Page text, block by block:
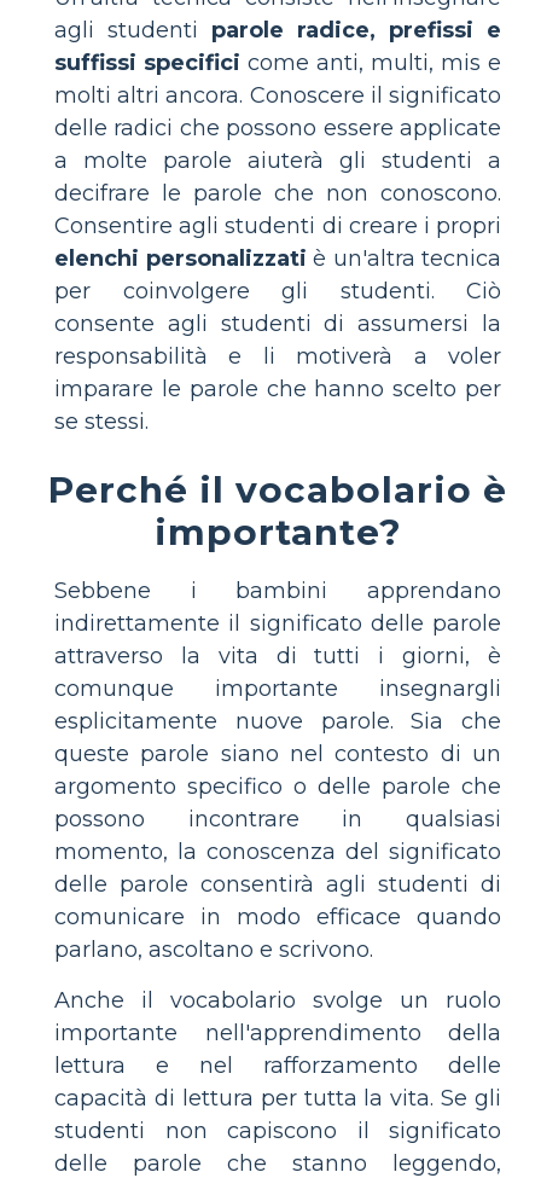
agli studenti parole radice, prefissi e
suffissi specifici come anti, multi, mis e
molti altri ancora. Conoscere il significato
delle radici che possono essere applicate
a molte parole aiuterà gli studenti a
decifrare le parole che non conoscono.
Consentire agli studenti di creare i propri
elenchi personalizzati è un'altra tecnica
per coinvolgere gli studenti. Ciò
consente agli studenti di assumersi la
responsabilità e li motiverà a voler
imparare le parole che hanno scelto per
se stessi.
Perché il vocabolario è
importante?
Sebbene i bambini apprendano
indirettamente il significato delle parole
attraverso la vita di tutti i giorni, è
comunque importante insegnargli
esplicitamente nuove parole. Sia che
queste parole siano nel contesto di un
argomento specifico o delle parole che
possono incontrare in qualsiasi
momento, la conoscenza del significato
delle parole consentirà agli studenti di
comunicare in modo efficace quando
parlano, ascoltano e scrivono.
Anche il vocabolario svolge un ruolo
importante nell'apprendimento della
lettura e nel rafforzamento delle
capacità di lettura per tutta la vita. Se gli
studenti non capiscono il significato
delle parole che stanno leggendo,